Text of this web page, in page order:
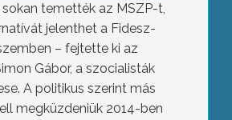
temették az MSZP-t,
jelenthet a Fidesz-
– fejtette ki az
Gábor, a szocialisták
A politikus szerint más
megküzdeniük 2014-ben